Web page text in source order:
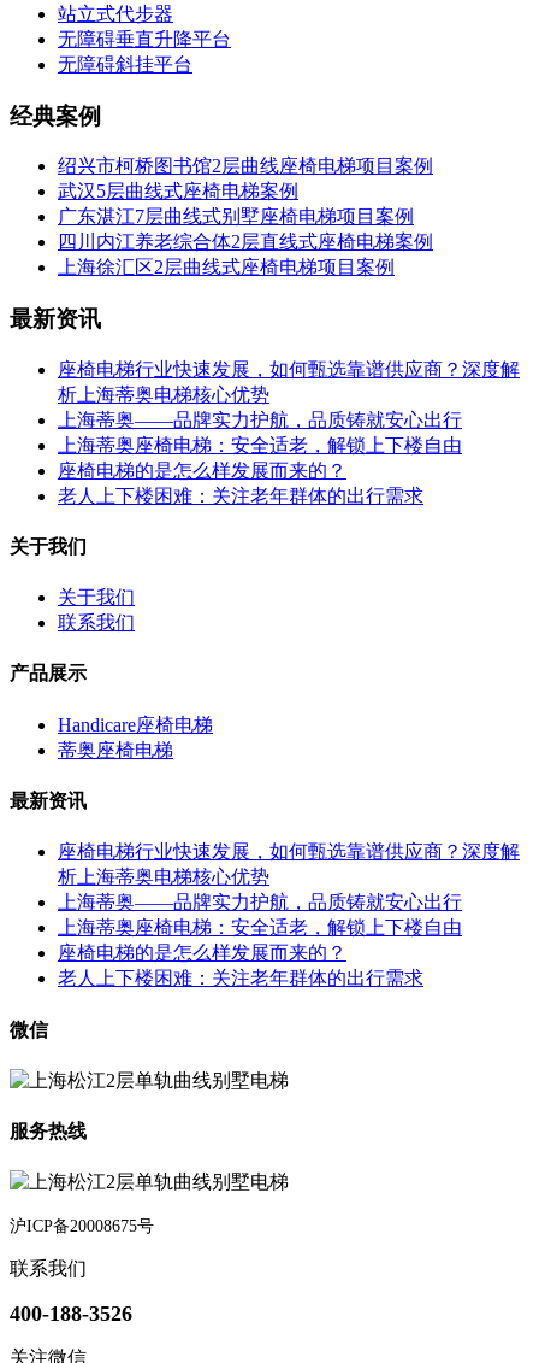
站立式代步器
无障碍垂直升降平台
无障碍斜挂平台
经典案例
绍兴市柯桥图书馆2层曲线座椅电梯项目案例
武汉5层曲线式座椅电梯案例
广东湛江7层曲线式别墅座椅电梯项目案例
四川内江养老综合体2层直线式座椅电梯案例
上海徐汇区2层曲线式座椅电梯项目案例
最新资讯
座椅电梯行业快速发展，如何甄选靠谱供应商？深度解
析上海蒂奥电梯核心优势
上海蒂奥——品牌实力护航，品质铸就安心出行
上海蒂奥座椅电梯：安全适老，解锁上下楼自由
座椅电梯的是怎么样发展而来的？
老人上下楼困难：关注老年群体的出行需求
关于我们
关于我们
联系我们
产品展示
Handicare座椅电梯
蒂奥座椅电梯
最新资讯
座椅电梯行业快速发展，如何甄选靠谱供应商？深度解
析上海蒂奥电梯核心优势
上海蒂奥——品牌实力护航，品质铸就安心出行
上海蒂奥座椅电梯：安全适老，解锁上下楼自由
座椅电梯的是怎么样发展而来的？
老人上下楼困难：关注老年群体的出行需求
微信
服务热线
沪ICP备20008675号
联系我们
400-188-3526
关注微信